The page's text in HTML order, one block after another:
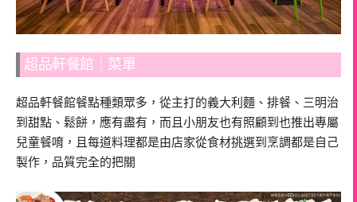
超品軒餐館｜菜單
超品軒餐館餐點種類眾多，從主打的義大利麵、排餐、三明治
到甜點、鬆餅，應有盡有，而且小朋友也有照顧到也推出專屬
兒童餐唷，且每道料理都是由店家從食材挑選到烹調都是自己
製作，品質完全的把關